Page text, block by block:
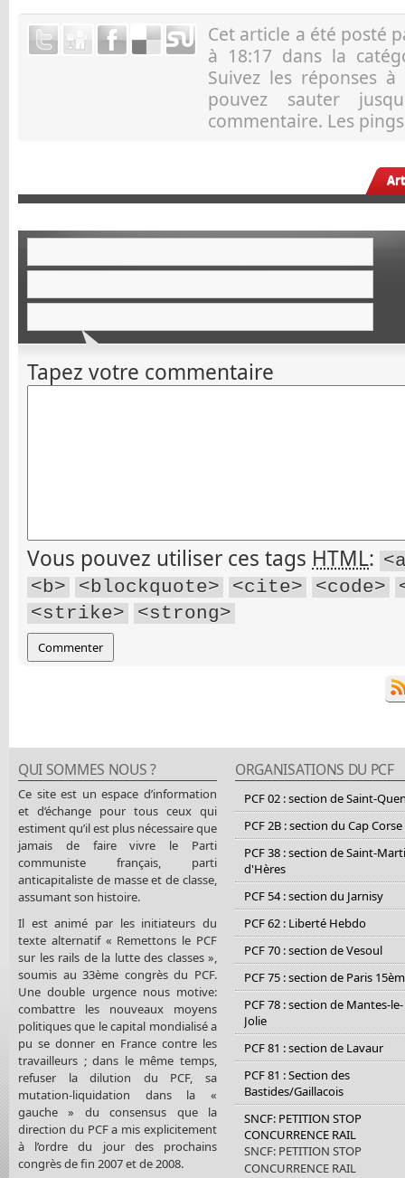
Cet article a été posté
à 18:17 dans la
Suivez les réponses
pouvez sauter
commentaire. Les
Tapez votre commentaire
Vous pouvez utiliser ces tags HTML:
<b>
<blockquote> <cite> <code>
<strike>
<strong>
QUI SOMMES NOUS ?
Ce site est un espace d’information
et d’échange pour tous ceux qui
estiment qu’il est plus nécessaire que
jamais de faire vivre le Parti
communiste français, parti
anticapitaliste de masse et de classe,
assumant son histoire.
Il est animé par les initiateurs du
texte alternatif « Remettons le PCF
sur les rails de la lutte des classes »,
soumis au 33ème congrès du PCF.
Une double urgence nous motive:
combattre les nouveaux moyens
politiques que le capital mondialisé a
pu se donner en France contre les
travailleurs ; dans le même temps,
refuser la dilution du PCF, sa
mutation-liquidation dans la «
gauche » du consensus que la
direction du PCF a mis explicitement
à l’ordre du jour des prochains
congrès de fin 2007 et de 2008.
ORGANISATIONS DU PCF
PCF 02 : section de Saint-
PCF 2B : section du Cap Corse
PCF 38 : section de Saint-
d'Hères
PCF 54 : section du Jarnisy
PCF 62 : Liberté Hebdo
PCF 70 : section de Vesoul
PCF 75 : section de Paris
PCF 78 : section de Mantes-le-
Jolie
PCF 81 : section de Lavaur
PCF 81 : Section des
Bastides/Gaillacois
SNCF: PETITION STOP
CONCURRENCE RAIL
SNCF: PETITION STOP
CONCURRENCE RAIL